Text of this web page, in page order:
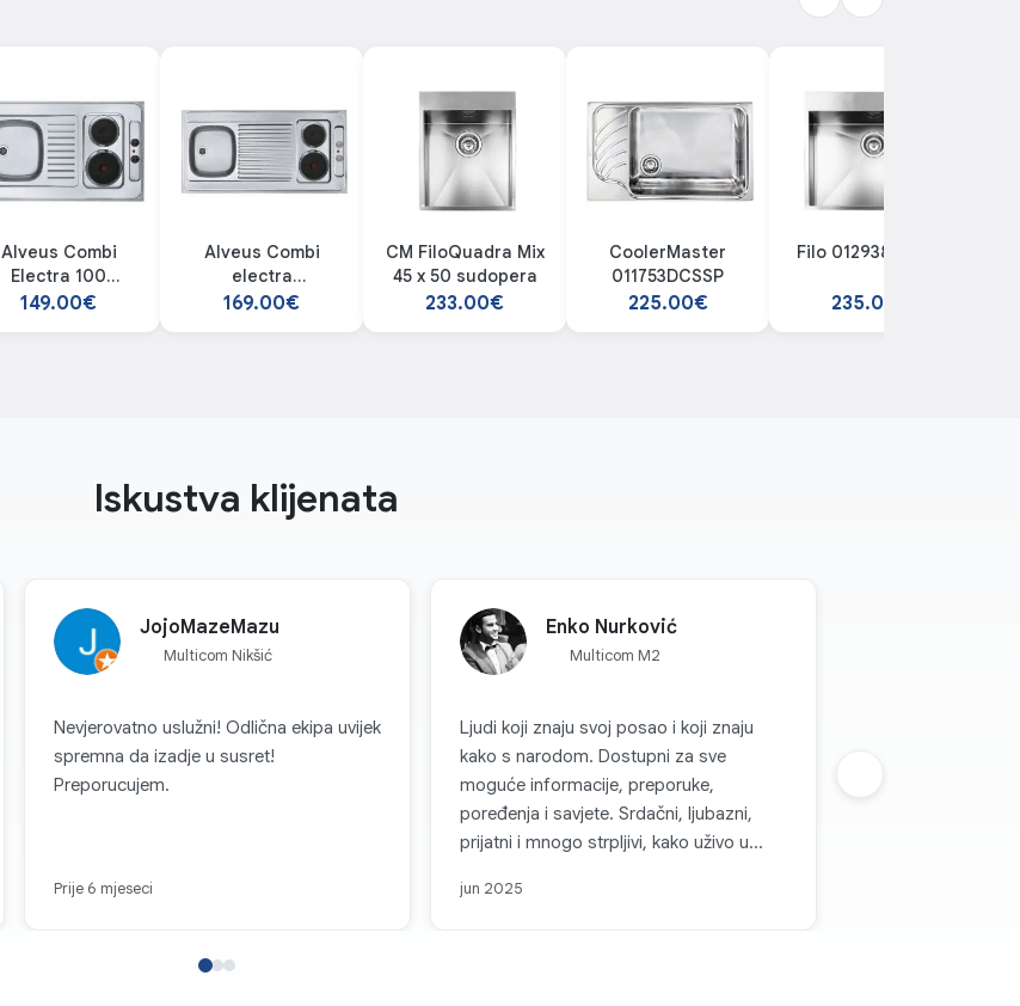
Alveus Combi
Electra 100
kombinovana
149.00€
Alveus Combi
electra
120 kombinovana
169.00€
CM FiloQuadra Mix
45 x 50 sudopera
233.00€
CoolerMaster
011753DCSSP
225.00€
Filo 012938XCSSP
235.00€
Iskustva klijenata
JojoMazeMazu
Multicom Nikšić
Nevjerovatno uslužni! Odlična ekipa uvijek
spremna da izadje u susret!
Preporucujem.
Prije 6 mjeseci
Enko Nurković
Multicom M2
Ljudi koji znaju svoj posao i koji znaju
kako s narodom. Dostupni za sve
moguće informacije, preporuke,
poređenja i savjete. Srdačni, ljubazni,
prijatni i mnogo strpljivi, kako uživo u
komunikacije. Svaka topla preporuka za
jun 2025